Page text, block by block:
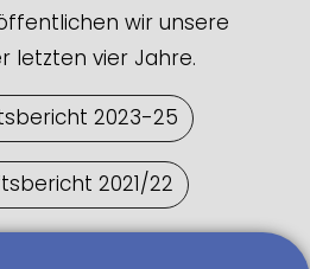
wir unsere
letzten vier Jahre.
2023-25
2021/22